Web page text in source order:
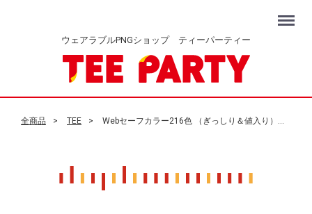
ウェアラブルPNGショップ ティーパーティー
Menu
全商品 TEE Webセーフカラー216色 （ぎっしり＆値入り）長袖